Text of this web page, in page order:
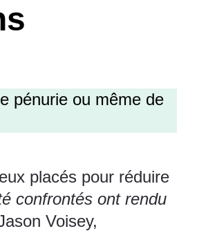
pénurie ou même de
placés pour réduire
confrontés ont rendu
Voisey,